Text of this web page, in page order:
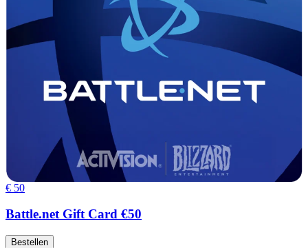
€ 50
Battle.net Gift Card €50
Bestellen